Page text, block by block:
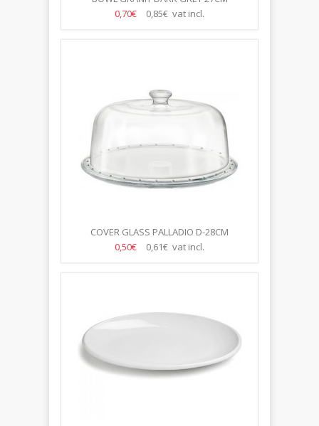
0,70€
0,85€ vat incl.
COVER GLASS PALLADIO D-28CM
0,50€
0,61€ vat incl.